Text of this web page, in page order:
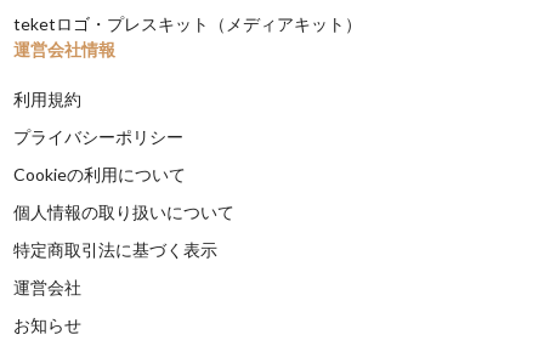
teketロゴ・プレスキット（メディアキット）
運営会社情報
利用規約
プライバシーポリシー
Cookieの利用について
個人情報の取り扱いについて
特定商取引法に基づく表示
運営会社
お知らせ